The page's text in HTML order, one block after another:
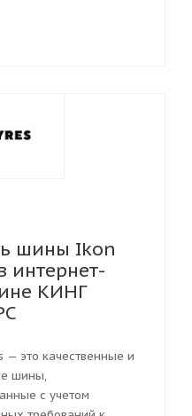
шины Ikon
интернет-
КИНГ
— это качественные и
шины,
с учетом